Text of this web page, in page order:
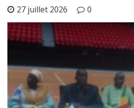
27 juillet 2026 0